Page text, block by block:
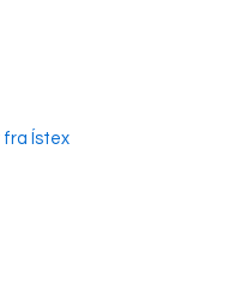
fra Ístex